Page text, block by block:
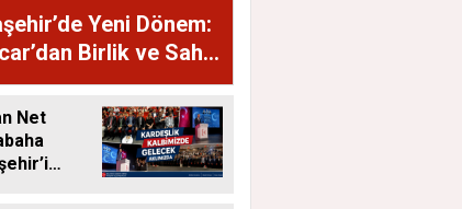
Yeni Dönem:
Birlik ve Saha
Net